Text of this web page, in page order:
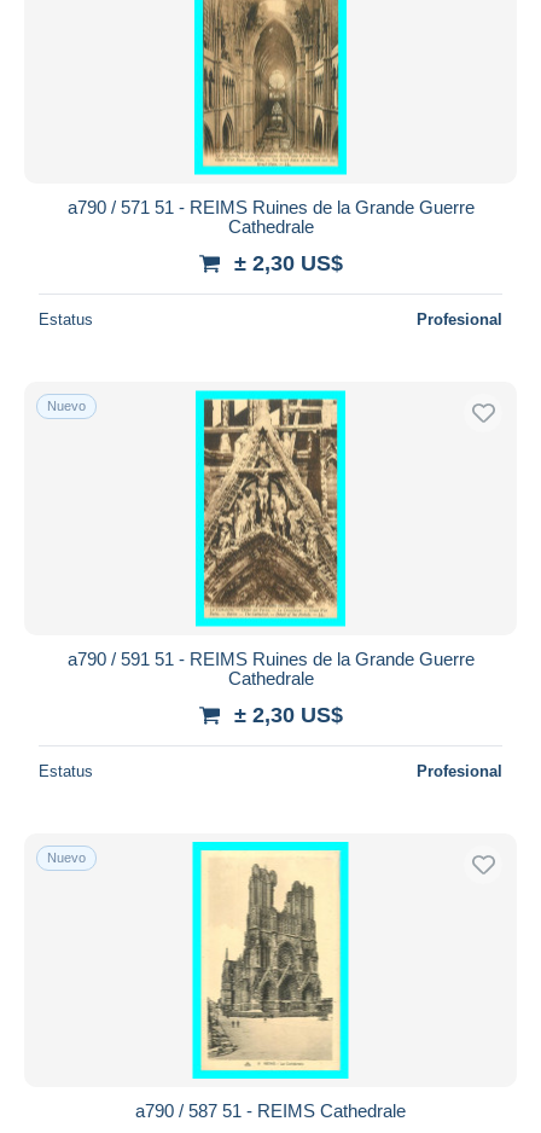
a790 / 571 51 - REIMS Ruines de la Grande Guerre
Cathedrale
± 2,30 US$
Estatus Profesional
Nuevo
a790 / 591 51 - REIMS Ruines de la Grande Guerre
Cathedrale
± 2,30 US$
Estatus Profesional
Nuevo
a790 / 587 51 - REIMS Cathedrale